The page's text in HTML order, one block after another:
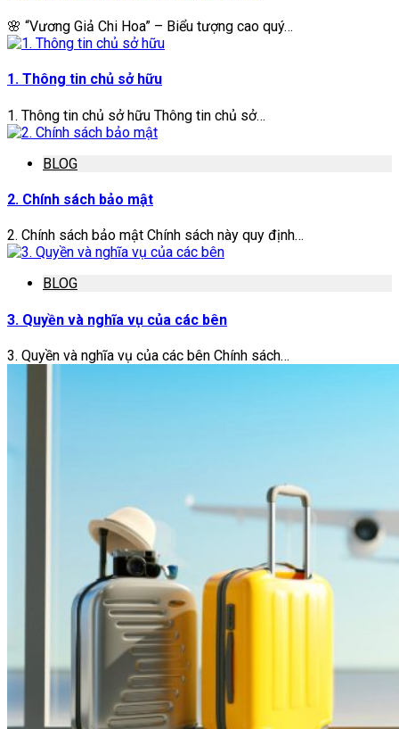
🌸 “Vương Giả Chi Hoa” – Biểu tượng cao quý…
1. Thông tin chủ sở hữu
1. Thông tin chủ sở hữu Thông tin chủ sở…
BLOG
2. Chính sách bảo mật
2. Chính sách bảo mật Chính sách này quy định…
BLOG
3. Quyền và nghĩa vụ của các bên
3. Quyền và nghĩa vụ của các bên Chính sách…